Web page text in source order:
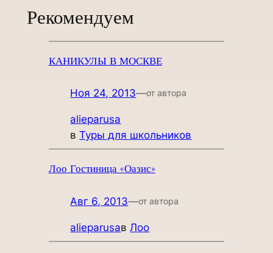
Рекомендуем
КАНИКУЛЫ В МОСКВЕ
Ноя 24, 2013—от автора
alieparusa
вТуры для школьников
Лоо Гостиница «Оазис»
Авг 6, 2013—от автора
alieparusaвЛоо